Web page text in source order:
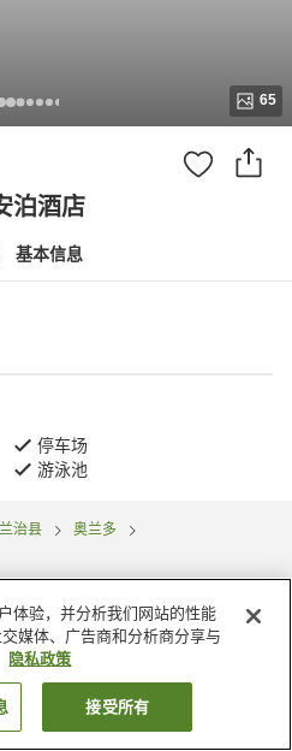
65
泊酒店
基本信息
停车场
游泳池
治县
奥兰多
客房
体验，并分析我们网站的性能
媒体、广告商和分析商分享与
隐私政策
接受所有